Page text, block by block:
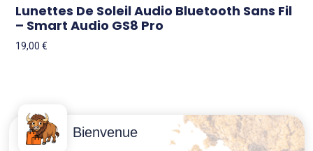
Lunettes De Soleil Audio Bluetooth Sans Fil
– Smart Audio GS8 Pro
19,00€
Conditions
générales
Contactez-
Nous
Bienvenue